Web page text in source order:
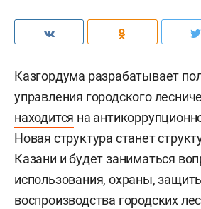
Казгордума разрабатывает
управления городского
находится на
Новая структура станет
Казани и будет заниматься
использования, охраны,
воспроизводства городских